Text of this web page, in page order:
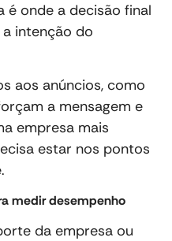
é onde a decisão final
intenção do
aos anúncios, como
a mensagem e
empresa mais
estar nos pontos
medir desempenho
da empresa ou